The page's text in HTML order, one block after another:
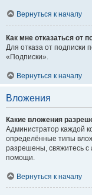
Вернуться к началу
Как мне отказаться от
Для отказа от подписки
«Подписки».
Вернуться к началу
Вложения
Какие вложения
Администратор каждой
определённые типы
разрешены, свяжитесь
помощи.
Вернуться к началу